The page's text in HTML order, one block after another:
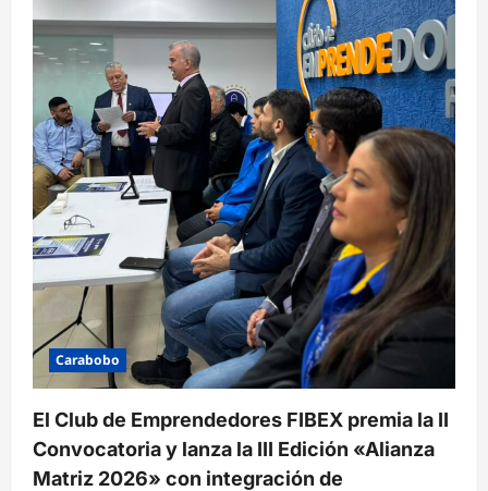
Carabobo
El Club de Emprendedores FIBEX premia la II
Convocatoria y lanza la III Edición «Alianza
Matriz 2026» con integración de